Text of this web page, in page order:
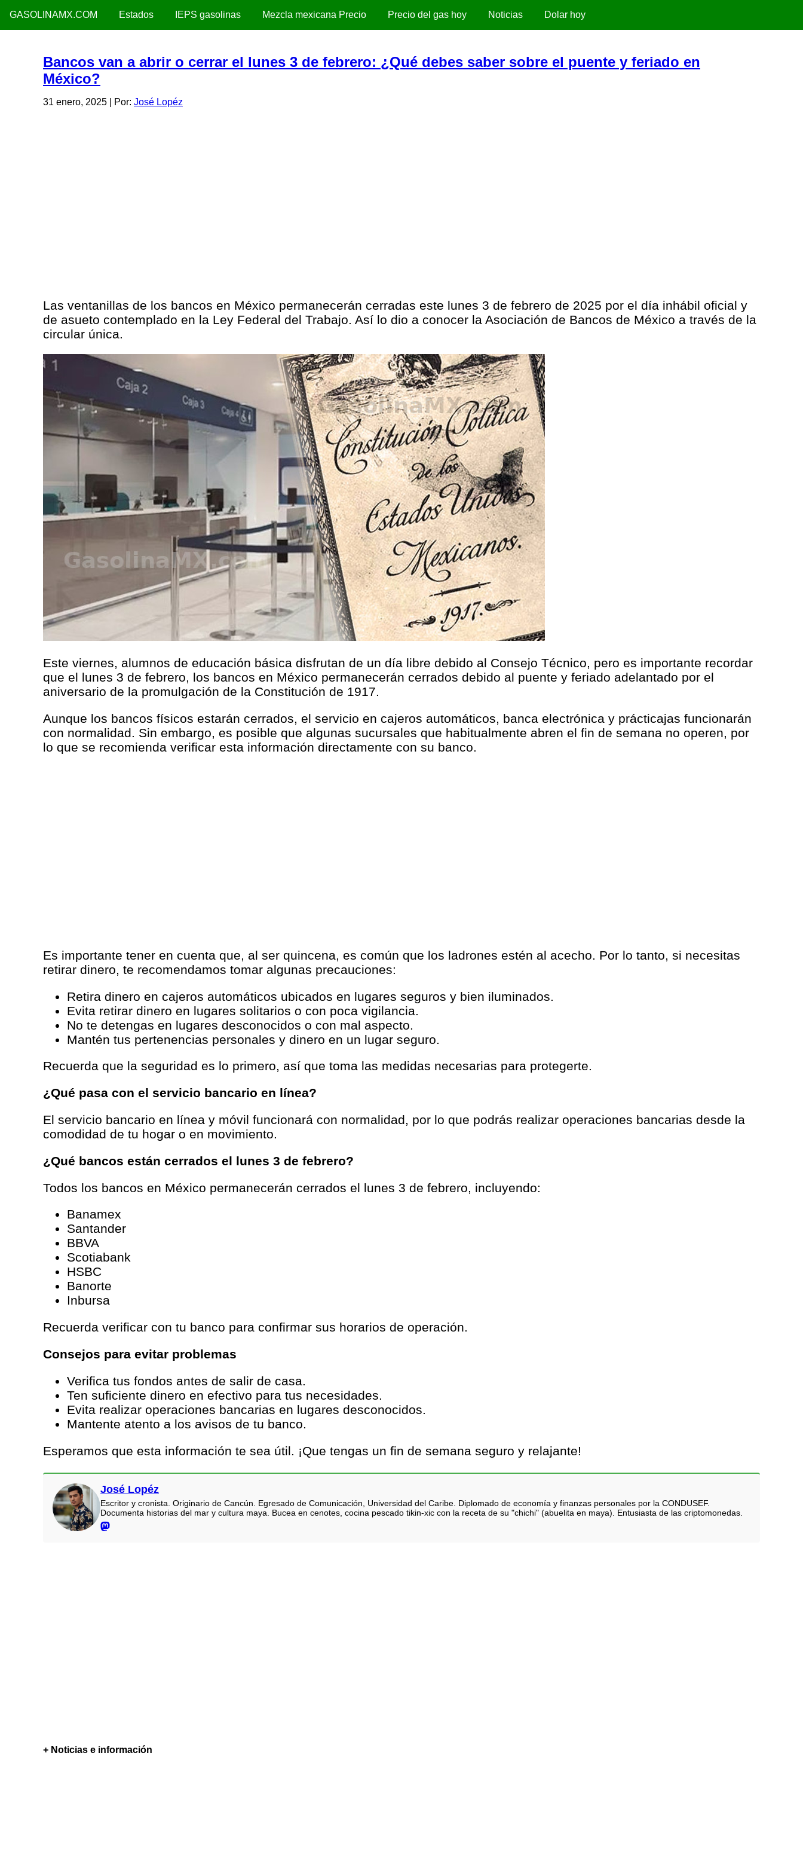
GASOLINAMX.COM Estados IEPS gasolinas Mezcla mexicana Precio Precio del gas hoy Noticias Dolar hoy
Bancos van a abrir o cerrar el lunes 3 de febrero: ¿Qué debes saber sobre el puente y feriado en
México?
31 enero, 2025 | Por: José Lopéz
Las ventanillas de los bancos en México permanecerán cerradas este lunes 3 de febrero de 2025 por el día inhábil oficial y
de asueto contemplado en la Ley Federal del Trabajo. Así lo dio a conocer la Asociación de Bancos de México a través de la
circular única.
Este viernes, alumnos de educación básica disfrutan de un día libre debido al Consejo Técnico, pero es importante recordar
que el lunes 3 de febrero, los bancos en México permanecerán cerrados debido al puente y feriado adelantado por el
aniversario de la promulgación de la Constitución de 1917.
Aunque los bancos físicos estarán cerrados, el servicio en cajeros automáticos, banca electrónica y prácticajas funcionarán
con normalidad. Sin embargo, es posible que algunas sucursales que habitualmente abren el fin de semana no operen, por
lo que se recomienda verificar esta información directamente con su banco.
Es importante tener en cuenta que, al ser quincena, es común que los ladrones estén al acecho. Por lo tanto, si necesitas
retirar dinero, te recomendamos tomar algunas precauciones:
Retira dinero en cajeros automáticos ubicados en lugares seguros y bien iluminados.
Evita retirar dinero en lugares solitarios o con poca vigilancia.
No te detengas en lugares desconocidos o con mal aspecto.
Mantén tus pertenencias personales y dinero en un lugar seguro.
Recuerda que la seguridad es lo primero, así que toma las medidas necesarias para protegerte.
¿Qué pasa con el servicio bancario en línea?
El servicio bancario en línea y móvil funcionará con normalidad, por lo que podrás realizar operaciones bancarias desde la
comodidad de tu hogar o en movimiento.
¿Qué bancos están cerrados el lunes 3 de febrero?
Todos los bancos en México permanecerán cerrados el lunes 3 de febrero, incluyendo:
Banamex
Santander
BBVA
Scotiabank
HSBC
Banorte
Inbursa
Recuerda verificar con tu banco para confirmar sus horarios de operación.
Consejos para evitar problemas
Verifica tus fondos antes de salir de casa.
Ten suficiente dinero en efectivo para tus necesidades.
Evita realizar operaciones bancarias en lugares desconocidos.
Mantente atento a los avisos de tu banco.
Esperamos que esta información te sea útil. ¡Que tengas un fin de semana seguro y relajante!
José Lopéz
Escritor y cronista. Originario de Cancún. Egresado de Comunicación, Universidad del Caribe. Diplomado de economía y finanzas personales por la CONDUSEF.
Documenta historias del mar y cultura maya. Bucea en cenotes, cocina pescado tikin-xic con la receta de su "chichi" (abuelita en maya). Entusiasta de las criptomonedas.
+ Noticias e información